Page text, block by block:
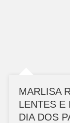
MARLISA
LENTES E
DIA DOS